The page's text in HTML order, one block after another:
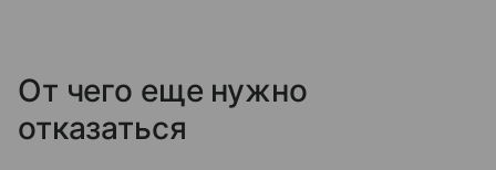
От чего еще нужно
отказаться